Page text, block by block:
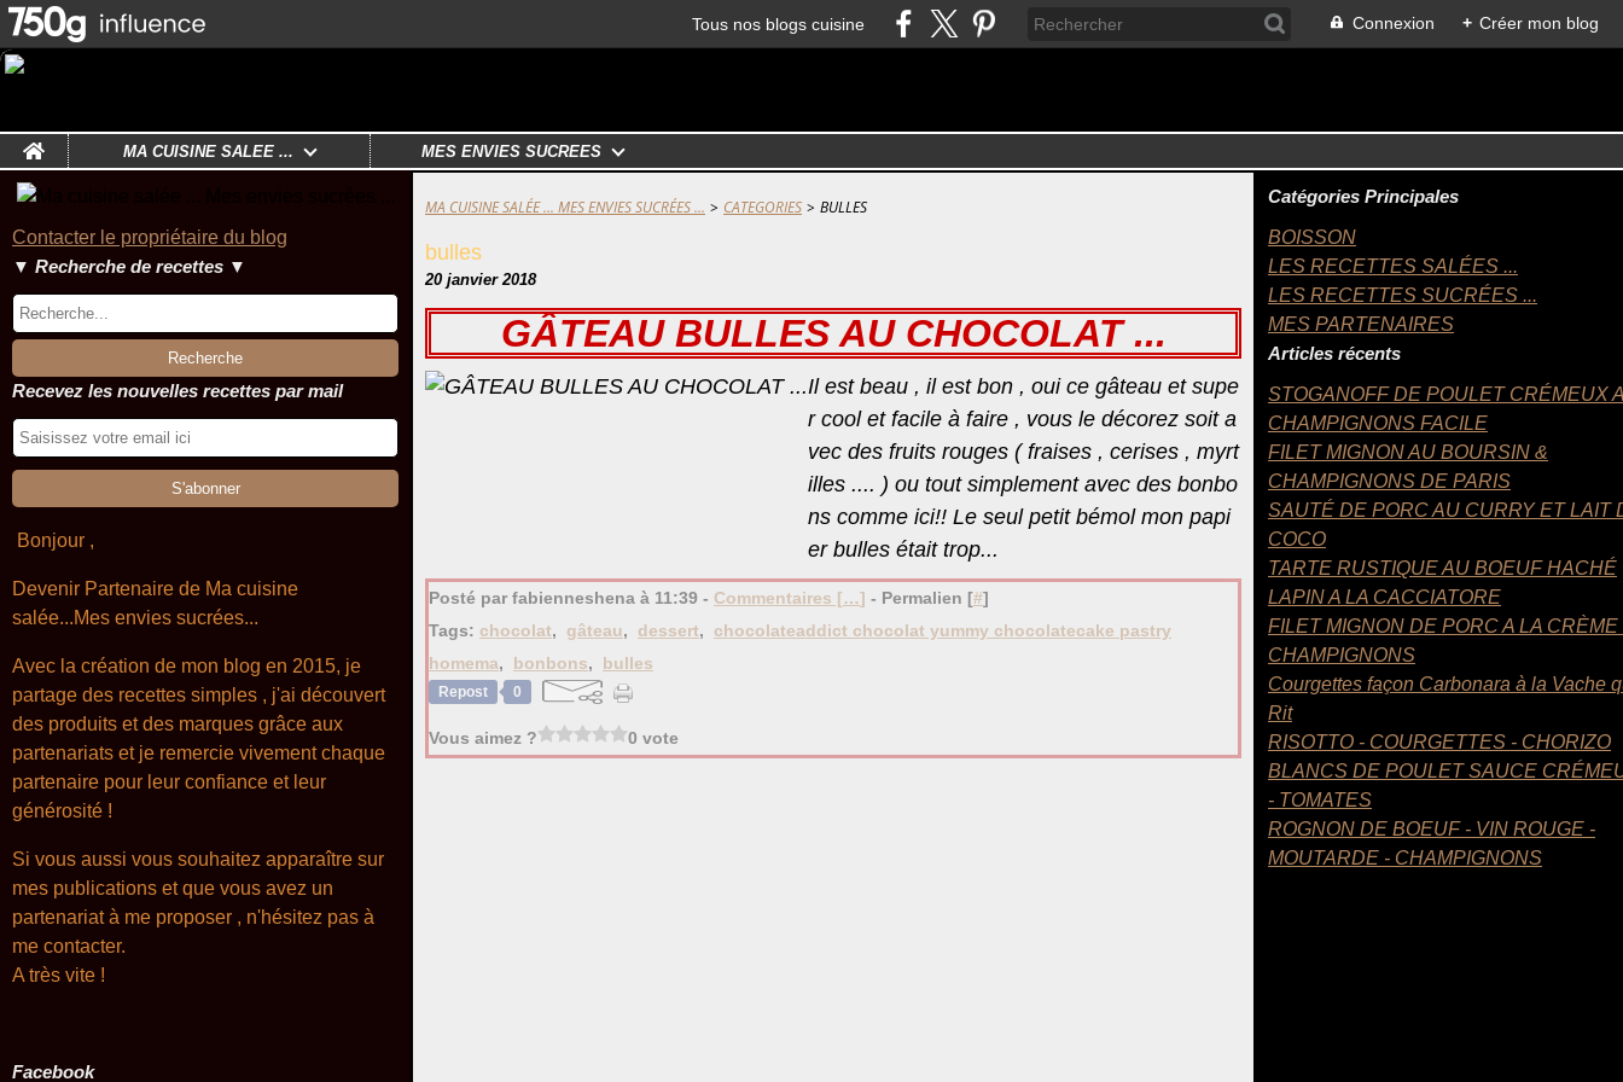
Tous nos blogs cuisine Connexion + Créer mon blog
Home MA CUISINE SALÉE ... MES ENVIES SUCRÉES
Contacter le propriétaire du blog
▼ Recherche de recettes ▼
Recevez les nouvelles recettes par mail
Bonjour ,
Devenir Partenaire de Ma cuisine
salée...Mes envies sucrées...
Avec la création de mon blog en 2015, je
partage des recettes simples , j'ai découvert
des produits et des marques grâce aux
partenariats et je remercie vivement chaque
partenaire pour leur confiance et leur
générosité !
Si vous aussi vous souhaitez apparaître sur
mes publications et que vous avez un
partenariat à me proposer , n'hésitez pas à
me contacter.
A très vite !
Facebook
MA CUISINE SALÉE ... MES ENVIES SUCRÉES ... > CATEGORIES > BULLES
bulles
20 janvier 2018
GÂTEAU BULLES AU CHOCOLAT ...
Il est beau , il est bon , oui ce gâteau et supe
r cool et facile à faire , vous le décorez soit a
vec des fruits rouges ( fraises , cerises , myrt
illes .... ) ou tout simplement avec des bonbo
ns comme ici!! Le seul petit bémol mon papi
er bulles était trop...
Posté par fabienneshena à 11:39 - Commentaires […] - Permalien [#]
Tags: chocolat, gâteau, dessert, chocolateaddict chocolat yummy chocolatecake pastry
homema, bonbons, bulles
Repost 0
Vous aimez ? 0 vote
Catégories Principales
BOISSON
LES RECETTES SALÉES ...
LES RECETTES SUCRÉES ...
MES PARTENAIRES
Articles récents
STOGANOFF DE POULET CRÉMEUX
CHAMPIGNONS FACILE
FILET MIGNON AU BOURSIN &
CHAMPIGNONS DE PARIS
SAUTÉ DE PORC AU CURRY ET LAIT
COCO
TARTE RUSTIQUE AU BOEUF HACHÉ
LAPIN A LA CACCIATORE
FILET MIGNON DE PORC A LA CRÈME
CHAMPIGNONS
Courgettes façon Carbonara à la Vache
Rit
RISOTTO - COURGETTES - CHORIZO
BLANCS DE POULET SAUCE
- TOMATES
ROGNON DE BOEUF - VIN ROUGE -
MOUTARDE - CHAMPIGNONS